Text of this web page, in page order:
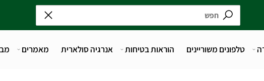
טלפונים משוריינים הוראות בטיחות אנרגיה סולארית מאמרים מבצעי